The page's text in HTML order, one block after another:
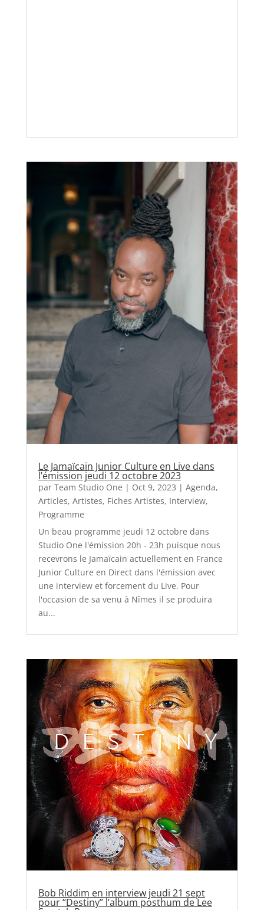
Le Jamaïcain Junior Culture en Live dans
l’émission jeudi 12 octobre 2023
par Team Studio One | Oct 9, 2023 | Agenda,
Articles, Artistes, Fiches Artistes, Interview,
Programme
Un beau programme jeudi 12 octobre dans
Studio One l'émission 20h - 23h puisque nous
recevrons le Jamaïcain actuellement en France
Junior Culture en Direct dans l'émission avec
une interview et forcement du Live. Pour
l'occasion de sa venu à Nîmes il se produira
au...
Bob Riddim en interview jeudi 21 sept
pour “Destiny” l’album posthum de Lee